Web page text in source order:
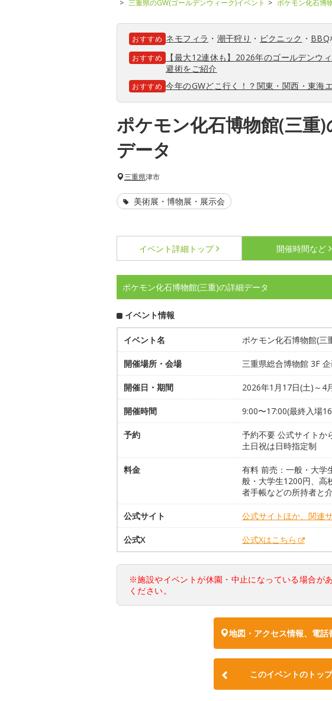
三重県のGW(ゴールデンウィーク)イベント
ポケモン化石博
おすすめ ネモフィラ ・ 潮干狩り ・ ピクニック ・ BBQ
おすすめ
【最大12連休も】2026年のゴールデンウ
避術をご紹介
おすすめ 今年のGWどこ行く！？関東・関西・東海
ポケモン化石博物館(三重)
データ
三重県津市
美術展・博物展・展示会
イベント詳細 トップ 開催時間など
ポケモン化石博物館(三重)の詳細データ
イベント情報
イベント名 ポケモン化石博物館(三
開催場所・会場 三重県総合博物館 3F
開催日・期間 2026年1月17日(土)～4
開催時間 9:00〜17:00(最終入場
予約
予約不要 公式サイト
土日祝は日時指定制
料金
有料 前売：一般・大
般・大学生1200円、
者手帳などの所持者と
公式サイト 公式サイトほか、関連
公式X 公式Xはこちら
※施設やイベントが休園・中止になっている場合が
ください。
地図・アクセス情報、電話
このイベントのトッ